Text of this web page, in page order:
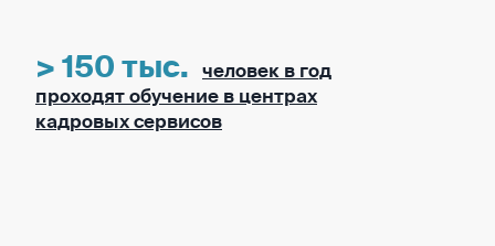
> 150 тыс.
человек в год
проходят обучение в центрах
кадровых сервисов